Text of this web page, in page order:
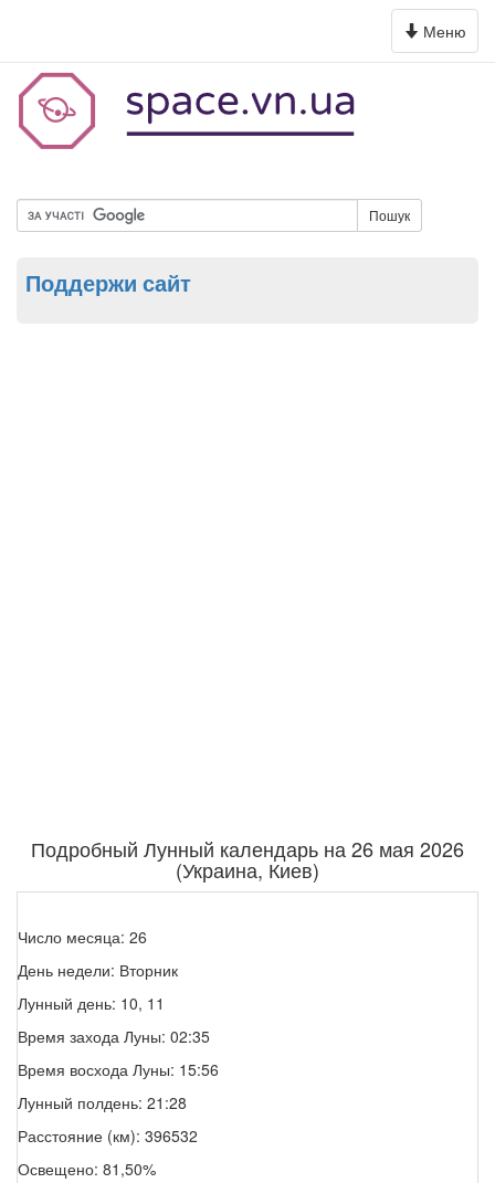
Toggle
navigation
Меню
Пошук
Поддержи сайт
Подробный Лунный календарь на 26 мая 2026
(Украина, Киев)
Число месяца: 26
День недели: Вторник
Лунный день: 10, 11
Время захода Луны: 02:35
Время восхода Луны: 15:56
Лунный полдень: 21:28
Расстояние (км): 396532
Освещено: 81,50%